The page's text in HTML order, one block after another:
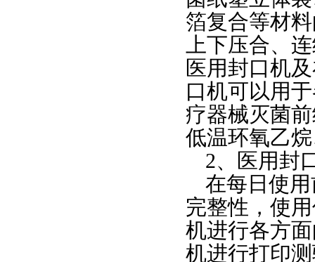
箔复合等材
上下压合、
医用封口机
口机可以用
疗器械灭菌
低温环氧乙
2、
医用封
在每日使
完整性，使
机进行各方
机进行打印